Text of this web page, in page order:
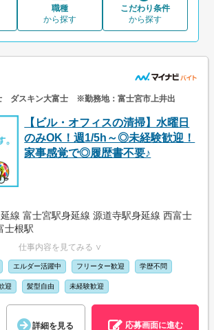
職種
から探す
こだわり条件
から探す
ダスキン大富士 ※勤務地：富士宮市上井出
【ビル・オフィスの清掃】水曜日
のみOK！週1/5h～◎未経験歓迎！
家事感覚で◎履歴書不要♪
線 富士宮駅身延線 源道寺駅身延線 西富士
士根駅
仕事内容を見てみる ∨
エルダー活躍中 フリーター歓迎 学歴不問
迎 髪型自由 未経験歓迎
詳細を見る 応募画面に進む